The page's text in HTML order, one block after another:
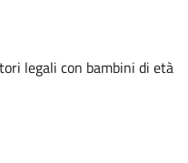
legali con bambini di età